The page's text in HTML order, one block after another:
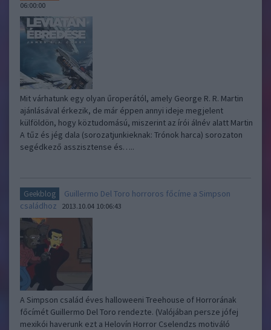
06:00:00
Mit várhatunk egy olyan űroperától, amely George R. R. Martin
ajánlásával érkezik, de már éppen annyi ideje megjelent
külföldön, hogy köztudomású, miszerint az írói álnév alatt Martin
A tűz és jég dala (sorozatjunkieknak: Trónok harca) sorozaton
segédkező asszisztense és…..
Geekblog
Guillermo Del Toro horroros főcíme a Simpson
családhoz
2013.10.04 10:06:43
A Simpson család éves halloweeni Treehouse of Horrorának
főcímét Guillermo Del Toro rendezte. (Valójában persze jófej
mexikói haverunk ezt a Helovín Horror Cselendzs motiváló